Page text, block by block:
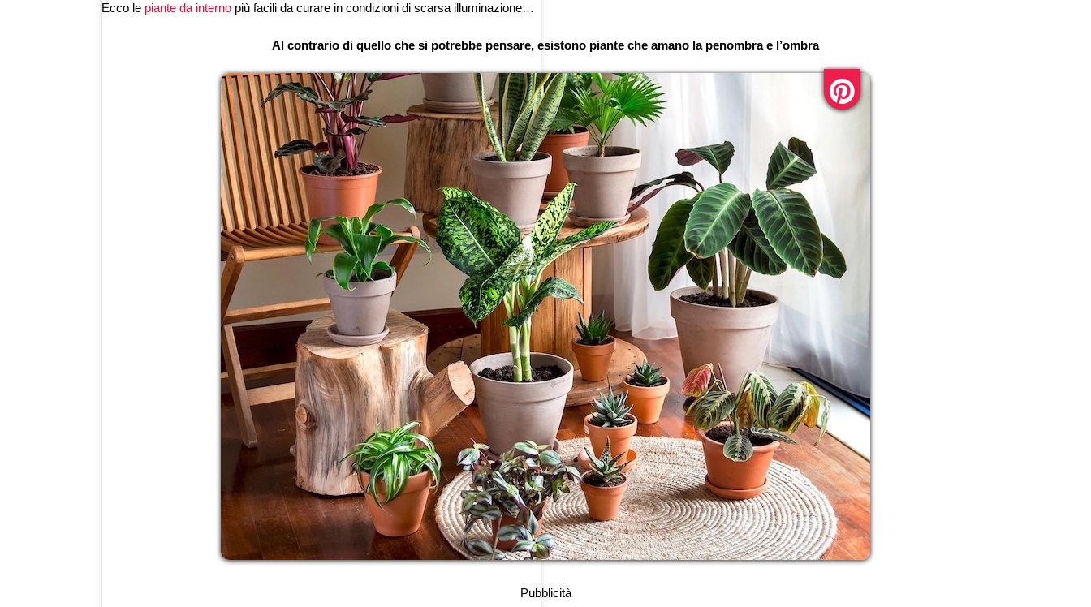
Ecco le piante da interno più facili da curare in condizioni di scarsa illuminazione…
Al contrario di quello che si potrebbe pensare, esistono piante che amano la penombra e l’ombra
Pubblicità